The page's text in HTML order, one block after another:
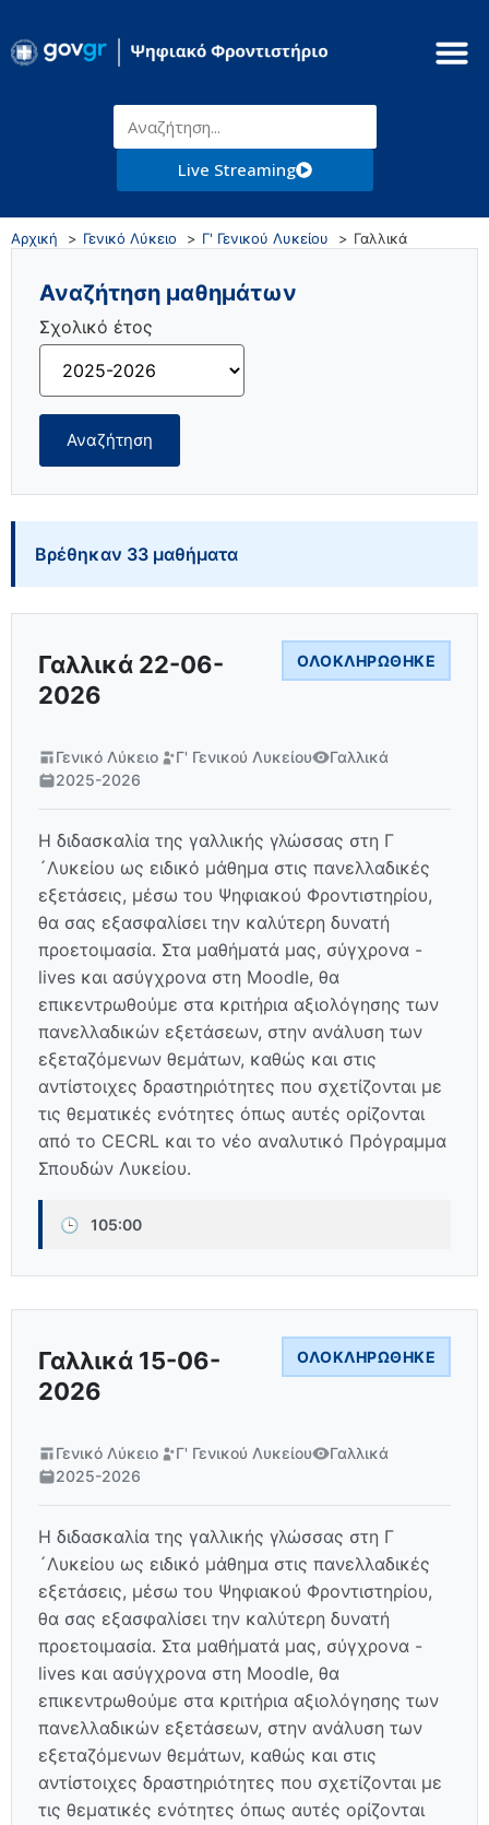
Live Streaming
Αρχική Γενικό Λύκειο Γ' Γενικού Λυκείου Γαλλικά
Αναζήτηση μαθημάτων
Σχολικό έτος
Βρέθηκαν 33 μαθήματα
Γαλλικά 22-06-
2026
ΟΛΟΚΛΗΡΏΘΗΚΕ
Γενικό Λύκειο Γ' Γενικού Λυκείου
Γαλλικά
2025-2026
Η διδασκαλία της γαλλικής γλώσσας στη Γ
´Λυκείου ως ειδικό μάθημα στις πανελλαδικές
εξετάσεις, μέσω του Ψηφιακού Φροντιστηρίου,
θα σας εξασφαλίσει την καλύτερη δυνατή
προετοιμασία. Στα μαθήματά μας, σύγχρονα -
lives και ασύγχρονα στη Moodle, θα
επικεντρωθούμε στα κριτήρια αξιολόγησης των
πανελλαδικών εξετάσεων, στην ανάλυση των
εξεταζόμενων θεμάτων, καθώς και στις
αντίστοιχες δραστηριότητες που σχετίζονται με
τις θεματικές ενότητες όπως αυτές ορίζονται
από το CECRL και το νέο αναλυτικό Πρόγραμμα
Σπουδών Λυκείου.
🕒 105:00
Γαλλικά 15-06-
2026
ΟΛΟΚΛΗΡΏΘΗΚΕ
Γενικό Λύκειο Γ' Γενικού Λυκείου
Γαλλικά
2025-2026
Η διδασκαλία της γαλλικής γλώσσας στη Γ
´Λυκείου ως ειδικό μάθημα στις πανελλαδικές
εξετάσεις, μέσω του Ψηφιακού Φροντιστηρίου,
θα σας εξασφαλίσει την καλύτερη δυνατή
προετοιμασία. Στα μαθήματά μας, σύγχρονα -
lives και ασύγχρονα στη Moodle, θα
επικεντρωθούμε στα κριτήρια αξιολόγησης των
πανελλαδικών εξετάσεων, στην ανάλυση των
εξεταζόμενων θεμάτων, καθώς και στις
αντίστοιχες δραστηριότητες που σχετίζονται με
τις θεματικές ενότητες όπως αυτές ορίζονται